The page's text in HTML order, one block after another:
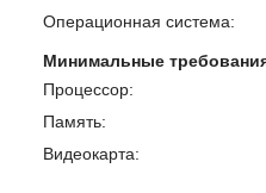
Операционная система:
Минимальные
Процессор:
Память:
Видеокарта: